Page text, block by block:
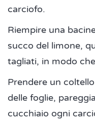
carciofo.
Riempire una
succo del limone,
tagliati, in modo
Prendere un
delle foglie,
cucchiaio ogni